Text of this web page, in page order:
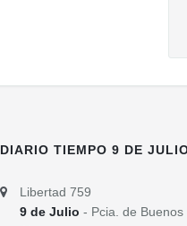
DIARIO TIEMPO 9 DE
Libertad 759
9 de Julio - Pcia. de Buenos